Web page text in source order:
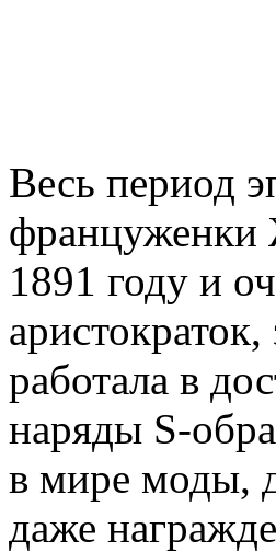
Весь период
француженки
1891 году и
работала в
наряды S-
в мире моды,
даже